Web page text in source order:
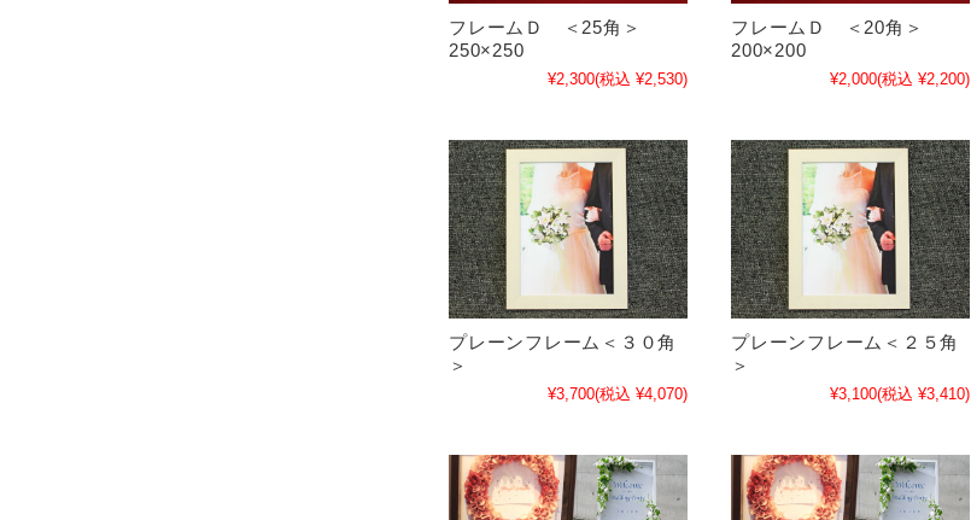
フレームＤ ＜25角＞
250×250
¥2,300(税込 ¥2,530)
フレームＤ ＜20角＞
200×200
¥2,000(税込 ¥2,200)
プレーンフレーム＜３０角
＞
¥3,700(税込 ¥4,070)
プレーンフレーム＜２５角
＞
¥3,100(税込 ¥3,410)